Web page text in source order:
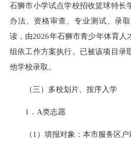
石狮市小学试点学校招收篮球特长
办法、资格审查、专业测试、录
读，由2026年石狮市青少年体育人
组依工作方案执行。已被该项目录
他学校录取。
（三）多校划片、按序入学
1．A类志愿
（1）填报对象：本市服务区户